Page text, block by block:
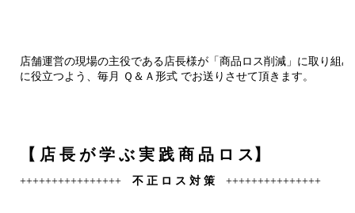
店舗運営の現場の主役である店長様が「商品ロス削減」に取り組
に役立つよう、毎月 Ｑ＆Ａ形式 でお送りさせて頂きます。
【 店 長 が 学 ぶ 実 践 商 品 ロ ス】
++++++++++++++++ 不 正 ロ ス 対 策 +++++++++++++++